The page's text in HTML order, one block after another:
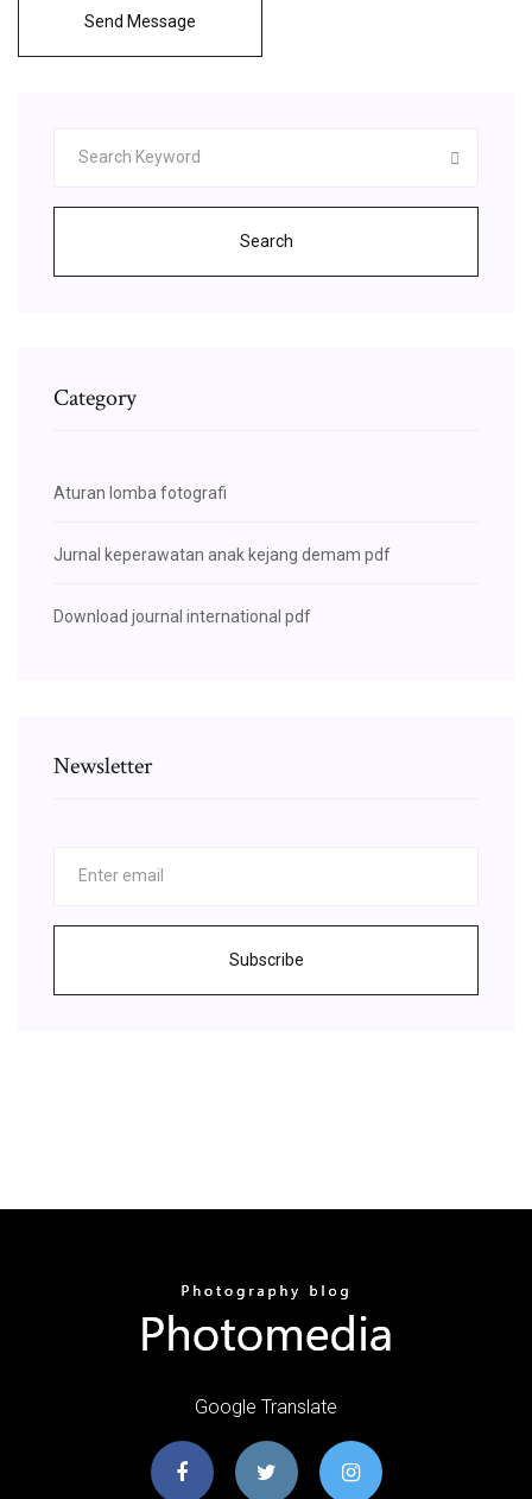
Send Message
Search
Category
Aturan lomba fotografi
Jurnal keperawatan anak kejang demam pdf
Download journal international pdf
Newsletter
Subscribe
Google Translate